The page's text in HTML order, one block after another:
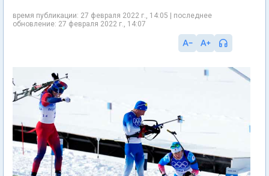
время публикации: 27 февраля 2022 г., 14:05 | последнее
обновление: 27 февраля 2022 г., 14:07